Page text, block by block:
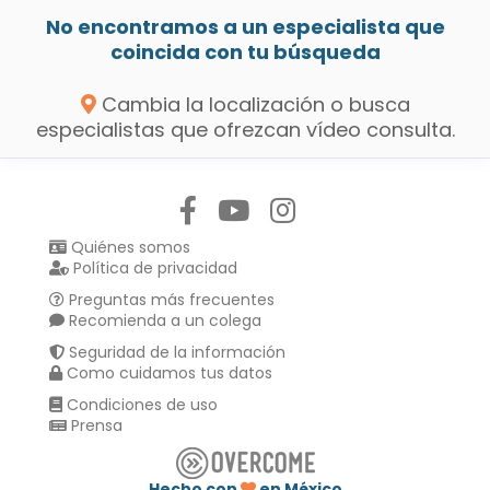
No encontramos a un especialista que
coincida con tu búsqueda
Cambia la localización o busca
especialistas que ofrezcan vídeo consulta.
Quiénes somos
Política de privacidad
Preguntas más frecuentes
Recomienda a un colega
Seguridad de la información
Como cuidamos tus datos
Condiciones de uso
Prensa